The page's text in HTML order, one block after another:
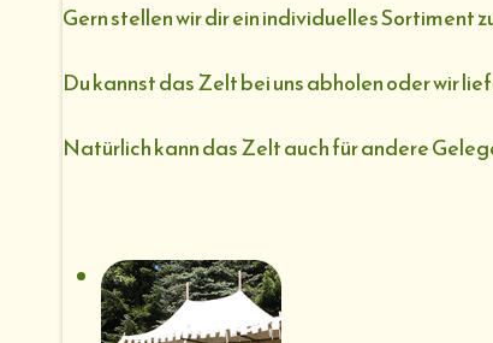
Gern stellen wir dir ein individuelles Sortiment
Du kannst das Zelt bei uns abholen oder wir
Natürlich kann das Zelt auch für andere